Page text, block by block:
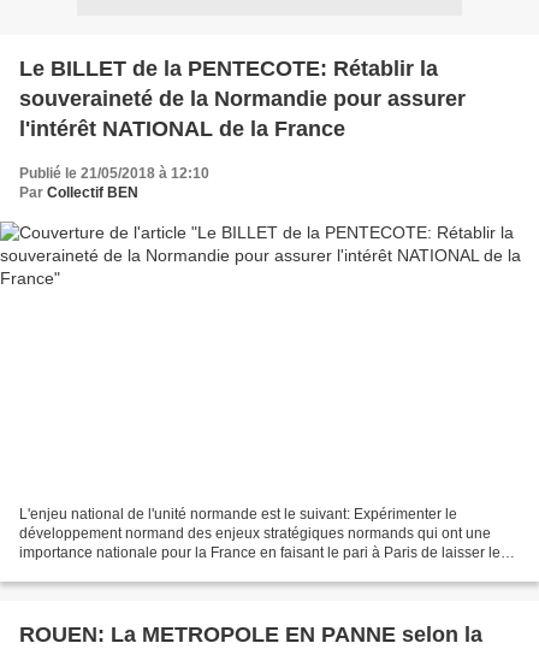
Le BILLET de la PENTECOTE: Rétablir la
souveraineté de la Normandie pour assurer
l'intérêt NATIONAL de la France
Publié le 21/05/2018 à 12:10
Par Collectif BEN
L'enjeu national de l'unité normande est le suivant: Expérimenter le
développement normand des enjeux stratégiques normands qui ont une
importance nationale pour la France en faisant le pari à Paris de laisser les
ROUEN: La METROPOLE EN PANNE selon la